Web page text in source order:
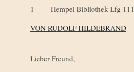
1 Hempel Bibliothek Lfg
VON RUDOLF HILDEBRAND
Lieber Freund,